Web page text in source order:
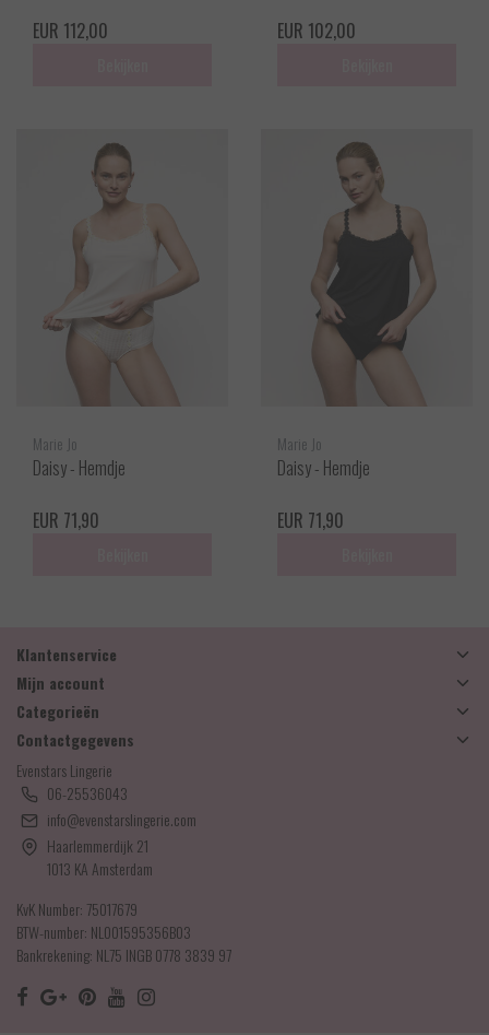
EUR 112,00
EUR 102,00
Marie Jo
Daisy - Hemdje
EUR 71,90
Marie Jo
Daisy - Hemdje
EUR 71,90
Klantenservice
Mijn account
Categorieën
Contactgegevens
Evenstars Lingerie
06-25536043
info@evenstarslingerie.com
Haarlemmerdijk 21
1013 KA Amsterdam
KvK Number: 75017679
BTW-number: NL001595356B03
Bankrekening: NL75 INGB 0778 3839 97